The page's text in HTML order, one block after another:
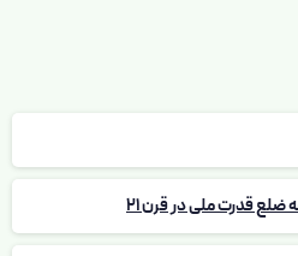
قدرت ملی در قرن 21